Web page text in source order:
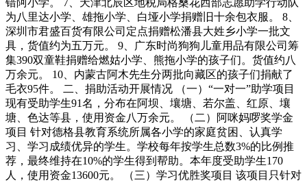
错阿小学。 7、天津北辰区地税局格桑花西部志愿助学行动队
为八里达小学、雄拖小学、白垭小学捐赠旧十余包衣服。 8、
深圳市君盛百货有限公司定点捐赠松潘县大姓乡小学一批文
具，货值约为五万元。 9、广东时尚狗狗儿童用品有限公司筹
集390双童鞋捐赠给燃姑小学、熊拖小学的孩子们。货值约八
万余元。 10、内蒙古阿木先生分两批向藏区的孩子们捐献了
毛衣95件。 二、捐助活动开展情况 （一）“一对一”助学项目
现有受助学生91名，分布在阿坝、壤塘、若尔盖、红原、壤
塘、色达等县，使用资金八万余元。 （二）阿咪妈啰奖学金
项目 针对德格县教育系统所属各小学的家庭贫困、认真学
习、学习成绩优异的学生。学校每年按学生总数3%的比例推
荐，最终维持在10%的学生得到帮助。本年度受助学生170
人，使用资金13600元。 （三）学习优胜奖项目 该项目只针对